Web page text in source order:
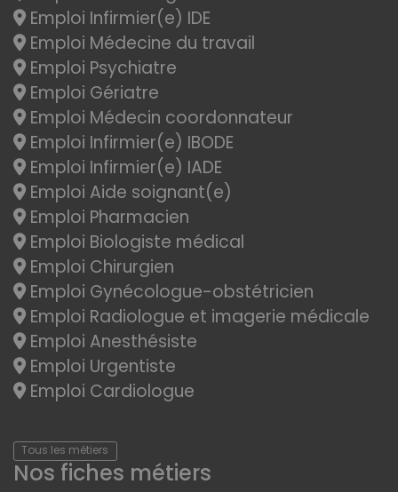
Emploi Infirmier(e) IDE
Emploi Médecine du travail
Emploi Psychiatre
Emploi Gériatre
Emploi Médecin coordonnateur
Emploi Infirmier(e) IBODE
Emploi Infirmier(e) IADE
Emploi Aide soignant(e)
Emploi Pharmacien
Emploi Biologiste médical
Emploi Chirurgien
Emploi Gynécologue-obstétricien
Emploi Radiologue et imagerie médicale
Emploi Anesthésiste
Emploi Urgentiste
Emploi Cardiologue
Tous les métiers
Nos fiches métiers